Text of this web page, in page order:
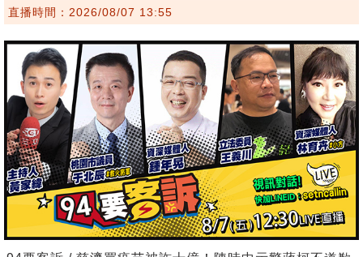
直播時間：2026/08/07 13:55